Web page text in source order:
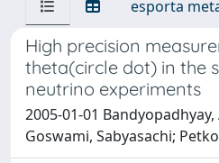
esporta
High precision
theta(circle dot) in the
neutrino experiments
2005-01-01 Bandyopadhyay,
Goswami, Sabyasachi;